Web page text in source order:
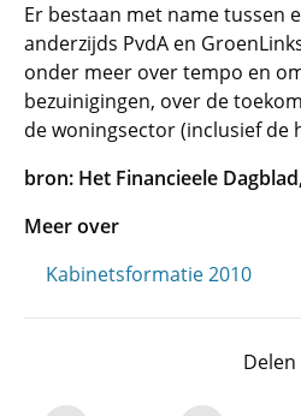
Er bestaan met name tussen
anderzijds PvdA en
onder meer over tempo en
bezuinigingen, over de
de woningsector (inclusief de
bron: Het Financieele
Meer over
Kabinetsformatie 2010
Delen